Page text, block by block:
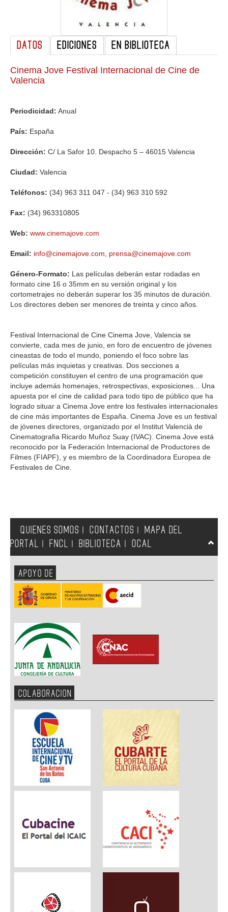
DATOS EDICIONES EN BIBLIOTECA
Cinema Jove Festival Internacional de Cine de
Valencia
Periodicidad: Anual
País: España
Dirección: C/ La Safor 10. Despacho 5 – 46015 Valencia
Ciudad: Valencia
Teléfonos: (34) 963 311 047 - (34) 963 310 592
Fax: (34) 963310805
Web: www.cinemajove.com
Email: info@cinemajove.com prensa@cinemajove.com
Género-Formato: Las películas deberán estar rodadas en
formato cine 16 o 35mm en su versión original y los
cortometrajes no deberán superar los 35 minutos de duración.
Los directores deben ser menores de treinta y cinco años.
Festival Internacional de Cine Cinema Jove, Valencia se
convierte, cada mes de junio, en foro de encuentro de jóvenes
cineastas de todo el mundo, poniendo el foco sobre las
películas más inquietas y creativas. Dos secciones a
competición constituyen el centro de una programación que
incluye además homenajes, retrospectivas, exposiciones... Una
apuesta por el cine de calidad para todo tipo de público que ha
logrado situar a Cinema Jove entre los festivales internacionales
de cine más importantes de España. Cinema Jove es un festival
de jóvenes directores, organizado por el Institut Valencià de
Cinematografia Ricardo Muñoz Suay (IVAC). Cinema Jove está
reconocido por la Federación Internacional de Productores de
Filmes (FIAPF), y es miembro de la Coordinadora Europea de
Festivales de Cine.
QUIENES SOMOS CONTACTOS
MAPA DEL
PORTAL
FNCL BIBLIOTECA OCAL
APOYO DE
COLABORACION